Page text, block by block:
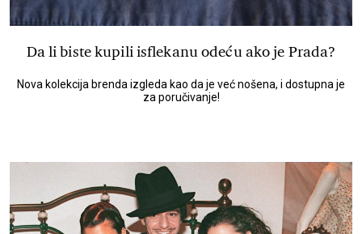
Da li biste kupili isflekanu odeću ako je Prada?
Nova kolekcija brenda izgleda kao da je već nošena, i dostupna je
za poručivanje!